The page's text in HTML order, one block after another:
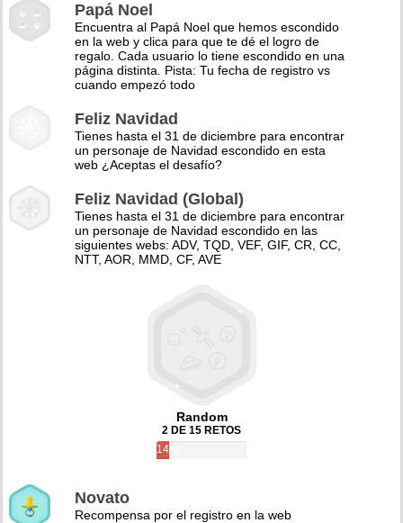
Papá Noel
Encuentra al Papá Noel que hemos escondido
en la web y clica para que te dé el logro de
regalo. Cada usuario lo tiene escondido en una
página distinta. Pista: Tu fecha de registro vs
cuando empezó todo
Feliz Navidad
Tienes hasta el 31 de diciembre para encontrar
un personaje de Navidad escondido en esta
web ¿Aceptas el desafío?
Feliz Navidad (Global)
Tienes hasta el 31 de diciembre para encontrar
un personaje de Navidad escondido en las
siguientes webs: ADV, TQD, VEF, GIF, CR, CC,
NTT, AOR, MMD, CF, AVE
Random
2 DE 15 RETOS
14%
Novato
Recompensa por el registro en la web